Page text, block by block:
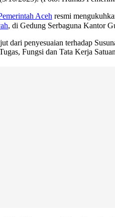
Acehresmi
, di Gedung Serbaguna Kantor
dari penyesuaian terhadap
Fungsi dan Tata Kerja